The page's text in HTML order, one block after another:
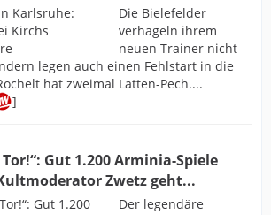
Die Bielefelder
verhageln ihrem
neuen Trainer nicht
legen auch einen Fehlstart in die
hat zweimal Latten-Pech....
]
Gut 1.200 Arminia-Spiele
Zwetz geht...
Der legendäre